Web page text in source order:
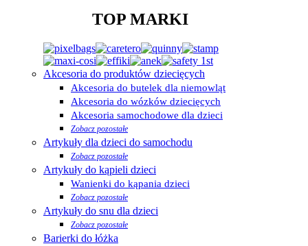
TOP MARKI
Akcesoria do produktów dziecięcych
Akcesoria do butelek dla niemowląt
Akcesoria do wózków dziecięcych
Akcesoria samochodowe dla dzieci
Zobacz pozostałe
Artykuły dla dzieci do samochodu
Zobacz pozostałe
Artykuły do kąpieli dzieci
Wanienki do kąpania dzieci
Zobacz pozostałe
Artykuły do snu dla dzieci
Zobacz pozostałe
Barierki do łóżka